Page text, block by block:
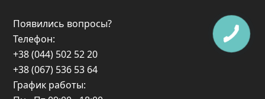
Появились вопросы?
Телефон:
+38 (044) 502 52 20
+38 (067) 536 53 64
График работы: